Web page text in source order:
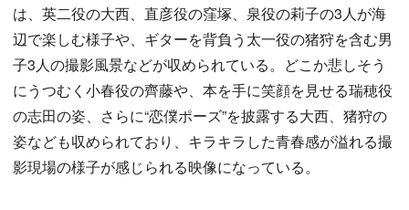
は、英二役の大西、直彦役の窪塚、泉役の莉子の3人が海
辺で楽しむ様子や、ギターを背負う太一役の猪狩を含む男
子3人の撮影風景などが収められている。どこか悲しそう
にうつむく小春役の齊藤や、本を手に笑顔を見せる瑞穂役
の志田の姿、さらに“恋僕ポーズ”を披露する大西、猪狩の
姿なども収められており、キラキラした青春感が溢れる撮
影現場の様子が感じられる映像になっている。